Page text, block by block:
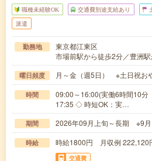
職種未経験OK 交通費別途支給あり
派遣
勤務地
東京都江東区
市場前駅から徒歩2分／豊洲
曜日頻度 月～金（週5日） ※土日祝お
時間
09:00～16:00(実働6時間10
17:35 ◇ 時短OK：実…
期間 2026年09月上旬～長期 ※9月
時給 時給1800円 月収例 222,120
交通費